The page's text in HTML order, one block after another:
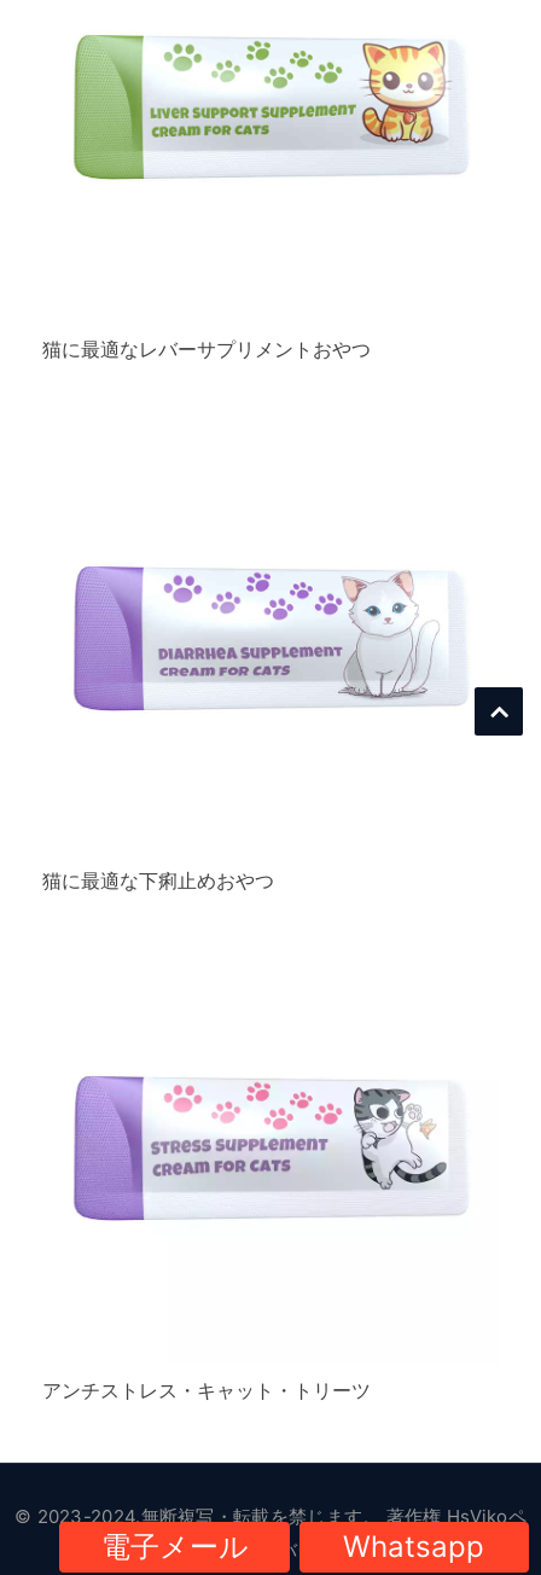
猫に最適なレバーサプリメントおやつ
猫に最適な下痢止めおやつ
アンチストレス・キャット・トリーツ
電子メール Whatsapp
© 2023-2024.無断複写・転載を禁じます。 著作権HsVikoペ
ット用品|プライバシーポリシー